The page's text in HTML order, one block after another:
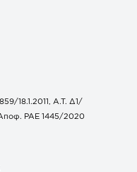
18.1.2011, Α.Τ. Δ1/
ΡΑΕ 1445/2020